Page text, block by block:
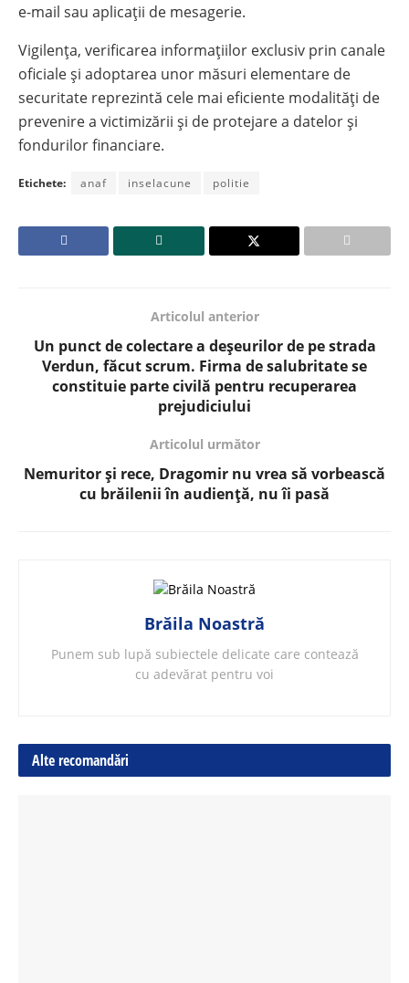
e-mail sau aplicații de mesagerie.
Vigilența, verificarea informațiilor exclusiv prin canale
oficiale și adoptarea unor măsuri elementare de
securitate reprezintă cele mai eficiente modalități de
prevenire a victimizării și de protejare a datelor și
fondurilor financiare.
Etichete: anaf inselacune politie
Articolul anterior
Un punct de colectare a deșeurilor de pe strada
Verdun, făcut scrum. Firma de salubritate se
constituie parte civilă pentru recuperarea
prejudiciului
Articolul următor
Nemuritor și rece, Dragomir nu vrea să vorbească
cu brăilenii în audiență, nu îi pasă
Brăila Noastră
Punem sub lupă subiectele delicate care contează
cu adevărat pentru voi
Alte recomandări